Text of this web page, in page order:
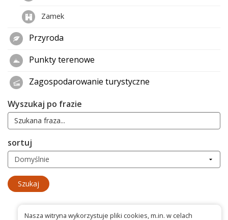
Zamek
Przyroda
Punkty terenowe
Zagospodarowanie turystyczne
Wyszukaj po frazie
sortuj
Nasza witryna wykorzystuje pliki cookies, m.in. w celach